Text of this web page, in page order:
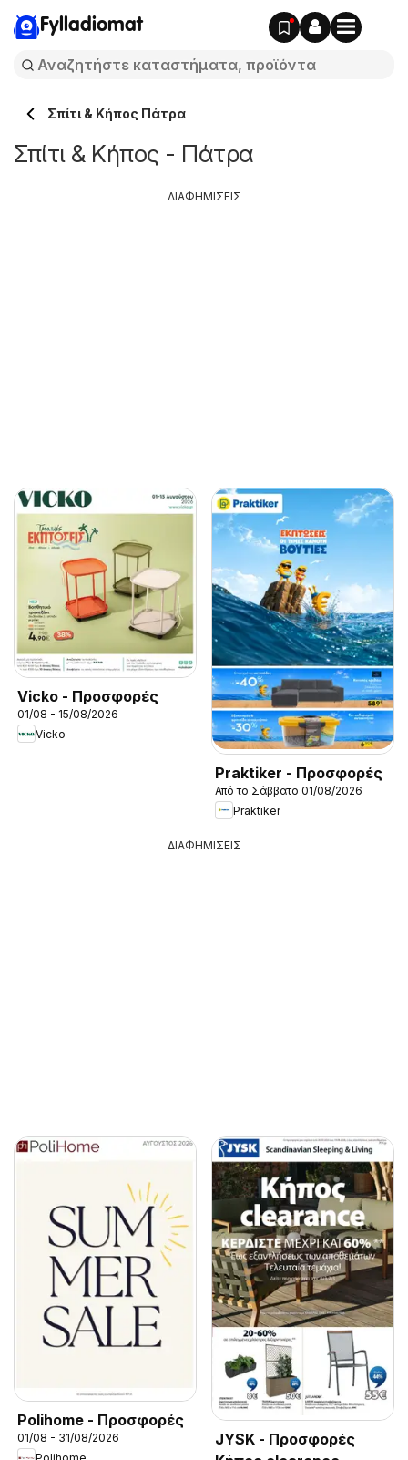
Fylladiomat
Σπίτι & Κήπος Πάτρα
Σπίτι & Κήπος - Πάτρα
Vicko - Προσφορές
01/08 - 15/08/2026
Vicko
Praktiker - Προσφορές
Από το Σάββατο 01/08/2026
Praktiker
ΔΙΑΦΗΜΙΣΕΙΣ
ΔΙΑΦΗΜΙΣΕΙΣ
Polihome - Προσφορές
01/08 - 31/08/2026
JYSK - Προσφορές